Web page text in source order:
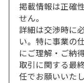
掲載情報は正確
せん。
詳細は交渉時に
い。特に事業の
にご理解・ご納
取引に関する最
任でお願いいたし